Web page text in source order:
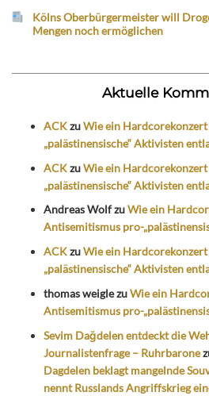
Kölns Oberbürgermeister will
Mengen noch ermöglichen
Aktuelle
ACKzuWie ein
„palästinensische“ Aktivisten
ACKzuWie ein
„palästinensische“ Aktivisten
Andreas WolfzuWie ein
Antisemitismus pro-
ACKzuWie ein
„palästinensische“ Aktivisten
thomas weiglezuWie ein
Antisemitismus pro-
Sevim Dağdelen entdeckt die
Journalistenfrage – Ruhrbarone
Dagdelen beklagt mangelnde
nennt Russlands Angriffskrieg